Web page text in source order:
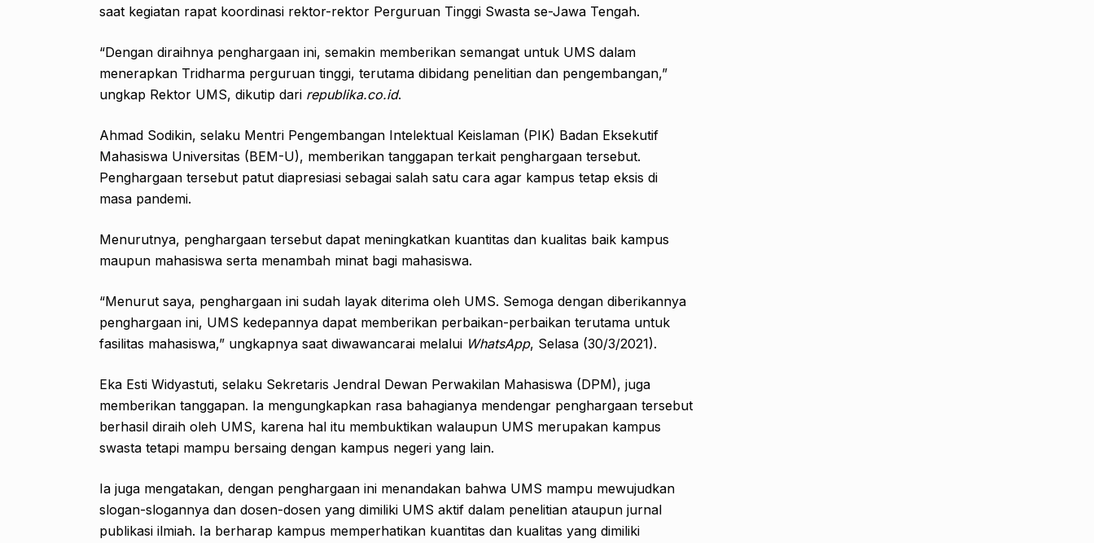
saat kegiatan rapat koordinasi rektor-rektor Perguruan Tinggi Swasta se-Jawa Tengah.
“Dengan diraihnya penghargaan ini, semakin memberikan semangat untuk UMS dalam
menerapkan Tridharma perguruan tinggi, terutama dibidang penelitian dan pengembangan,”
ungkap Rektor UMS, dikutip dari republika.co.id.
Ahmad Sodikin, selaku Mentri Pengembangan Intelektual Keislaman (PIK) Badan Eksekutif
Mahasiswa Universitas (BEM-U), memberikan tanggapan terkait penghargaan tersebut.
Penghargaan tersebut patut diapresiasi sebagai salah satu cara agar kampus tetap eksis di
masa pandemi.
Menurutnya, penghargaan tersebut dapat meningkatkan kuantitas dan kualitas baik kampus
maupun mahasiswa serta menambah minat bagi mahasiswa.
“Menurut saya, penghargaan ini sudah layak diterima oleh UMS. Semoga dengan diberikannya
penghargaan ini, UMS kedepannya dapat memberikan perbaikan-perbaikan terutama untuk
fasilitas mahasiswa,” ungkapnya saat diwawancarai melalui WhatsApp, Selasa (30/3/2021).
Eka Esti Widyastuti, selaku Sekretaris Jendral Dewan Perwakilan Mahasiswa (DPM), juga
memberikan tanggapan. Ia mengungkapkan rasa bahagianya mendengar penghargaan tersebut
berhasil diraih oleh UMS, karena hal itu membuktikan walaupun UMS merupakan kampus
swasta tetapi mampu bersaing dengan kampus negeri yang lain.
Ia juga mengatakan, dengan penghargaan ini menandakan bahwa UMS mampu mewujudkan
slogan-slogannya dan dosen-dosen yang dimiliki UMS aktif dalam penelitian ataupun jurnal
publikasi ilmiah. Ia berharap kampus memperhatikan kuantitas dan kualitas yang dimiliki